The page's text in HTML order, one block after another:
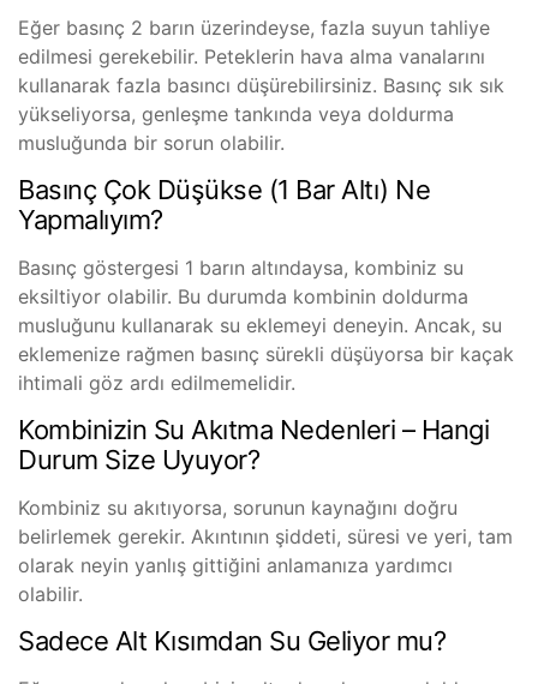
Eğer basınç 2 barın üzerindeyse, fazla suyun tahliye
edilmesi gerekebilir. Peteklerin hava alma vanalarını
kullanarak fazla basıncı düşürebilirsiniz. Basınç sık sık
yükseliyorsa, genleşme tankında veya doldurma
musluğunda bir sorun olabilir.
Basınç Çok Düşükse (1 Bar Altı) Ne
Yapmalıyım?
Basınç göstergesi 1 barın altındaysa, kombiniz su
eksiltiyor olabilir. Bu durumda kombinin doldurma
musluğunu kullanarak su eklemeyi deneyin. Ancak, su
eklemenize rağmen basınç sürekli düşüyorsa bir kaçak
ihtimali göz ardı edilmemelidir.
Kombinizin Su Akıtma Nedenleri – Hangi
Durum Size Uyuyor?
Kombiniz su akıtıyorsa, sorunun kaynağını doğru
belirlemek gerekir. Akıntının şiddeti, süresi ve yeri, tam
olarak neyin yanlış gittiğini anlamanıza yardımcı
olabilir.
Sadece Alt Kısımdan Su Geliyor mu?